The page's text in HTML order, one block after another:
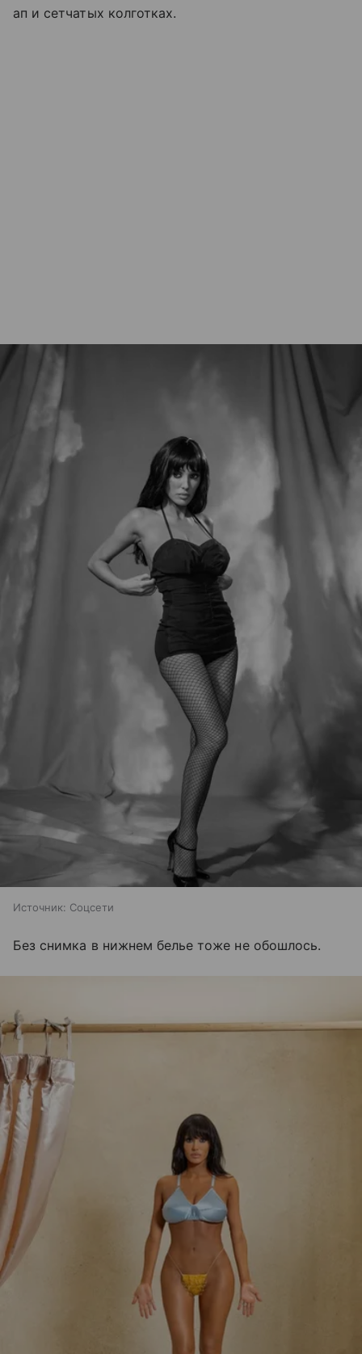
ап и сетчатых колготках.
Источник: Соцсети
Без снимка в нижнем белье тоже не обошлось.